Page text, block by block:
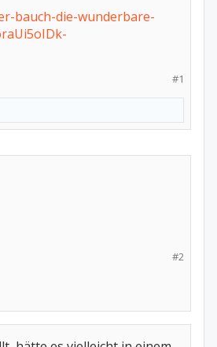
bauch-die-wunderbare-
#1
#2